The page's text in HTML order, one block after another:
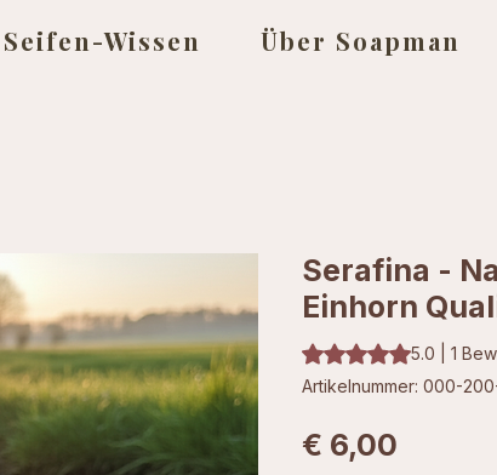
Seifen-Wissen Über Soapman
Serafina -
Einhorn
Das Rating beträgt
5.0 | 1
Artikelnummer: 000-
€ 6,00